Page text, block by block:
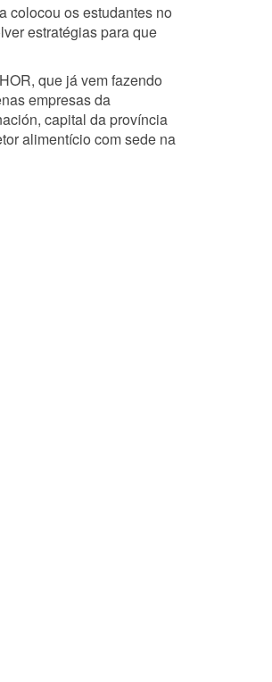
colocou os estudantes no
estratégias para que
que já vem fazendo
empresas da
capital da província
alimentício com sede na